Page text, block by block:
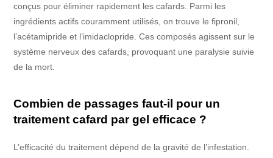
conçus pour éliminer rapidement les cafards. Parmi les
ingrédients actifs couramment utilisés, on trouve le fipronil,
l’acétamipride et l’imidaclopride. Ces composés agissent sur le
système nerveux des cafards, provoquant une paralysie suivie
de la mort.
Combien de passages faut-il pour un
traitement cafard par gel efficace ?
L’efficacité du traitement dépend de la gravité de l’infestation.